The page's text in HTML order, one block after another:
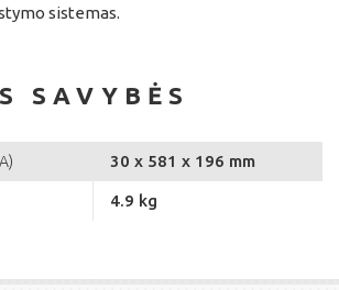
sistemas.
SAVYBĖS
30 x 581 x 196 mm
4.9 kg